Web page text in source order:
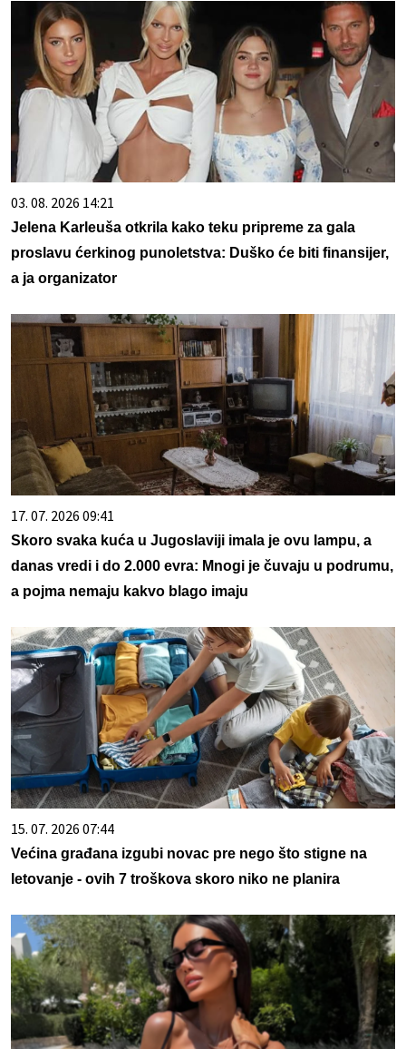
03. 08. 2026 14:21
Jelena Karleuša otkrila kako teku pripreme za gala
proslavu ćerkinog punoletstva: Duško će biti finansijer,
a ja organizator
17. 07. 2026 09:41
Skoro svaka kuća u Jugoslaviji imala je ovu lampu, a
danas vredi i do 2.000 evra: Mnogi je čuvaju u podrumu,
a pojma nemaju kakvo blago imaju
15. 07. 2026 07:44
Većina građana izgubi novac pre nego što stigne na
letovanje - ovih 7 troškova skoro niko ne planira